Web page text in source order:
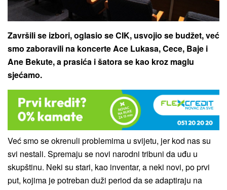
Završili se izbori, oglasio se CIK, usvojio se budžet, već
smo zaboravili na koncerte Ace Lukasa, Cece, Baje i
Ane Bekute, a prasića i šatora se kao kroz maglu
sjećamo.
Već smo se okrenuli problemima u svijetu, jer kod nas su
svi nestali. Spremaju se novi narodni tribuni da uđu u
skupštinu. Neki su stari, kao inventar, a neki novi, po prvi
put, kojima je potreban duži period da se adaptiraju na